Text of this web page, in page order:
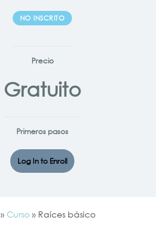
NO INSCRITO
Precio
Gratuito
Primeros pasos
Log In to Enroll
»Curso » Raíces básico